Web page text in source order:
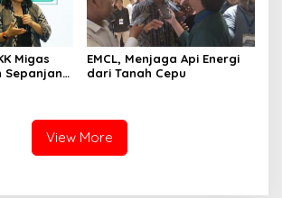
Migas
Sepanjang
EMCL, Menjaga Api Energi
dari Tanah Cepu
View More